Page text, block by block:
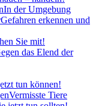
In der Umgebung
Gefahren erkennen und
Sie mit!
das Elend der
tun können!
Vermisste Tiere